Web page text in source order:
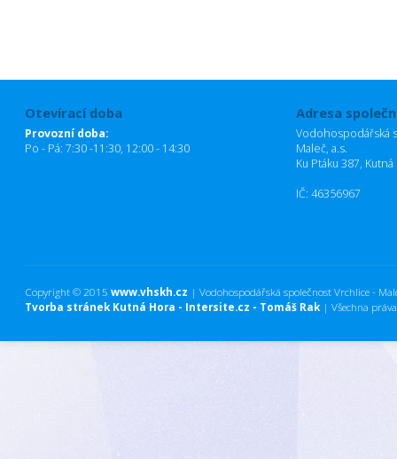
Otevírací doba
Provozní doba:
Po - Pá: 7:30 -11:30, 12:00 - 14:30
Adresa
Vodohospodářská
Maleč, a.s.
Ku Ptáku 387,
IČ: 46356967
Copyright © 2015 www.vhskh.cz | Vodohospodářská společnost Vrchlice -
Tvorba stránek Kutná Hora - Intersite.cz - Tomáš Rak | Všechna